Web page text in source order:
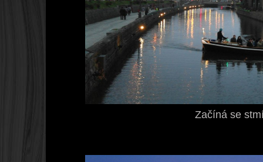
Začíná se